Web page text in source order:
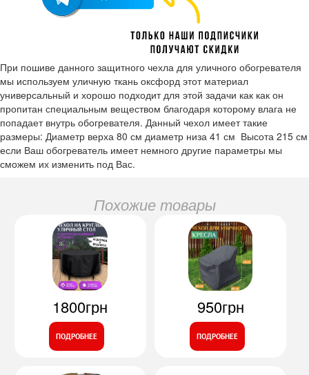
При пошиве данного защитного чехла для уличного обогревателя
мы используем уличную ткань оксфорд этот материал
универсальный и хорошо подходит для этой задачи как как он
пропитан специальным веществом благодаря которому влага не
попадает внутрь обогревателя. Данный чехол имеет такие
размеры: Диаметр верха 80 см диаметр низа 41 см Высота 215 см
если Ваш обогреватель имеет немного другие параметры мы
сможем их изменить под Вас.
Похожие товары
1800грн
ПОДРОБНЕЕ
950грн
ПОДРОБНЕЕ